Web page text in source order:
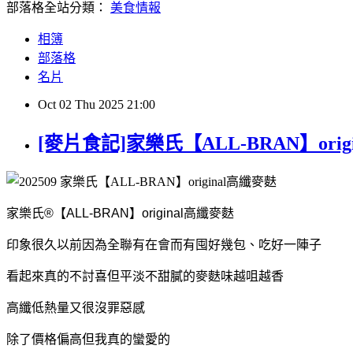
部落格全站分類： 美食情報
相簿
部落格
名片
Oct 02 Thu 2025 21:00
[麥片食記]家樂氏【ALL-BRAN】
家樂氏®【ALL-BRAN】original高纖麥麩
印象很久以前因為全聯有在會而有囤好幾包、吃好一陣子
看起來真的不討喜但平淡不甜膩的麥麩味越咀越香
高纖低熱量又很沒罪惡感
除了價格偏高但我真的蠻愛的